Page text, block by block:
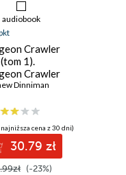
audiobook
Crawler
1).
Crawler
Dinniman
najniższa cena z 30 dni)
30.79 zł
(-23%)